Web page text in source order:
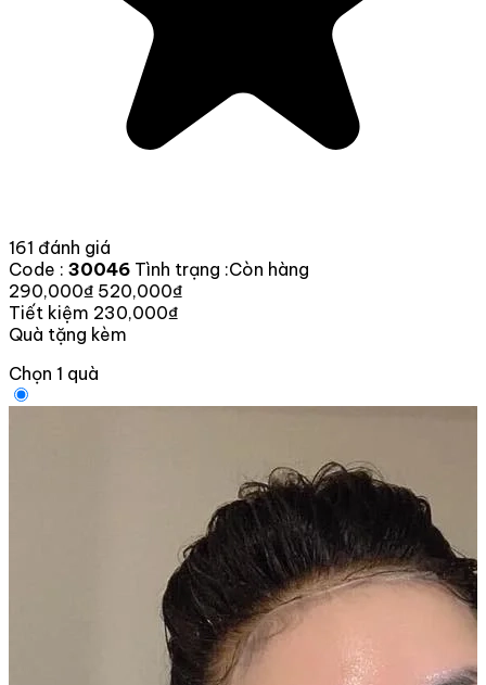
161 đánh giá
Code : 30046 Tình trạng :Còn hàng
290,000₫ 520,000₫
Tiết kiệm 230,000₫
Quà tặng kèm
Chọn 1 quà